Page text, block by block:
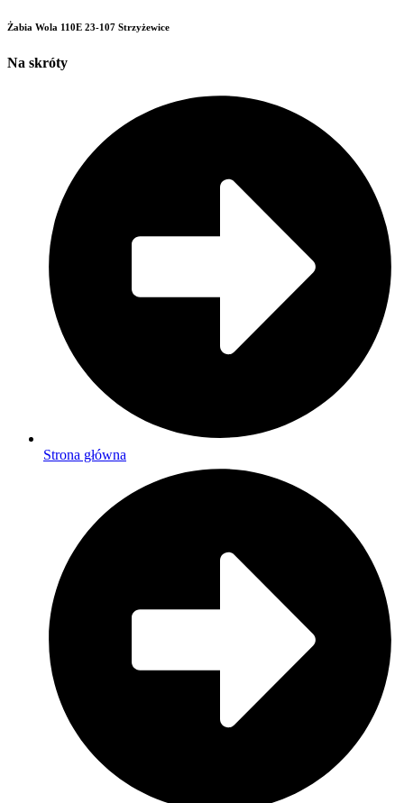
Żabia Wola 110E 23-107 Strzyżewice
Na skróty
Strona główna